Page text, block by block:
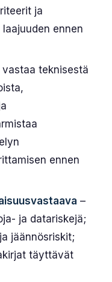
ja
ennen
vastaa teknisestä
ennen
–
ja datariskejä;
jäännösriskit;
täyttävät